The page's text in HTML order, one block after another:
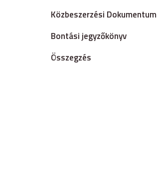
Közbeszerzési Dokumentum
Bontási jegyzőkönyv
Összegzés